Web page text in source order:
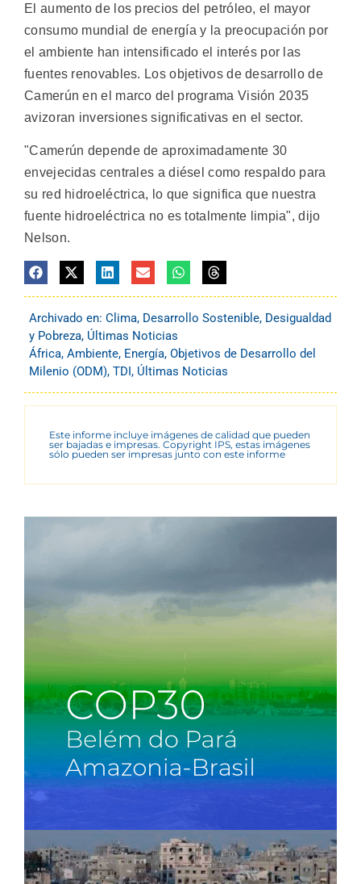
El aumento de los precios del petróleo, el mayor
consumo mundial de energía y la preocupación por
el ambiente han intensificado el interés por las
fuentes renovables. Los objetivos de desarrollo de
Camerún en el marco del programa Visión 2035
avizoran inversiones significativas en el sector.
"Camerún depende de aproximadamente 30
envejecidas centrales a diésel como respaldo para
su red hidroeléctrica, lo que significa que nuestra
fuente hidroeléctrica no es totalmente limpia", dijo
Nelson.
Archivado en: Clima, Desarrollo Sostenible, Desigualdad
y Pobreza, Últimas Noticias
África, Ambiente, Energía, Objetivos de Desarrollo del
Milenio (ODM), TDI, Últimas Noticias
Este informe incluye imágenes de calidad que pueden
ser bajadas e impresas. Copyright IPS, estas imágenes
sólo pueden ser impresas junto con este informe